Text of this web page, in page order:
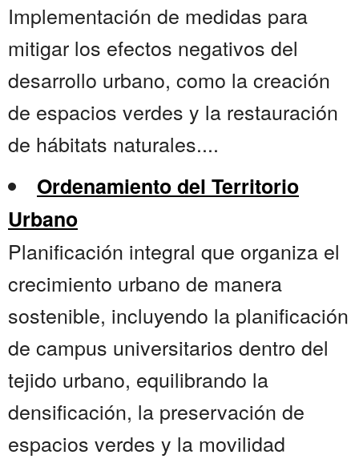
Implementación de medidas para
mitigar los efectos negativos del
desarrollo urbano, como la creación
de espacios verdes y la restauración
de hábitats naturales....
Ordenamiento del Territorio
Urbano
Planificación integral que organiza el
crecimiento urbano de manera
sostenible, incluyendo la planificación
de campus universitarios dentro del
tejido urbano, equilibrando la
densificación, la preservación de
espacios verdes y la movilidad